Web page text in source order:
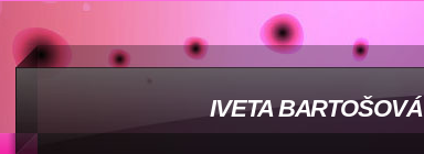
IVETA BARTOŠOVÁ